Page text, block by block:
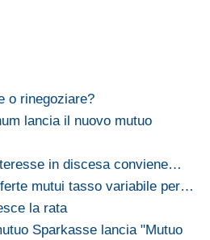
o rinegoziare?
lancia il nuovo mutuo
in discesa conviene…
mutui tasso variabile per…
la rata
Sparkasse lancia "Mutuo